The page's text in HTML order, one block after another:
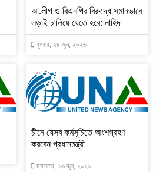
আ.লীগ ও বিএনপির বিরুদ্ধে সমানভাবে
লড়াই চালিয়ে যেতে হবে: নাহিদ
বুধবার, ২৪ জুন, ২০২৬
চীনে যেসব কর্মসূচিতে অংশগ্রহণ
করবেন প্রধানমন্ত্রী
মঙ্গলবার, ২৩ জুন, ২০২৬